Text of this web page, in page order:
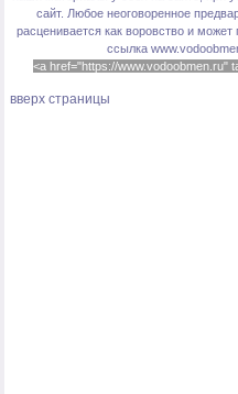
сайт. Любое неоговоренное
расценивается как воровство и
ссылка
<a href="https://
вверх страницы